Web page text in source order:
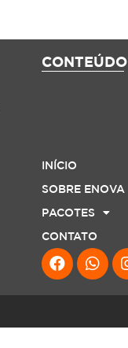
CONTEÚDO
INÍCIO
SOBRE ENOVA
PACOTES
CONTATO